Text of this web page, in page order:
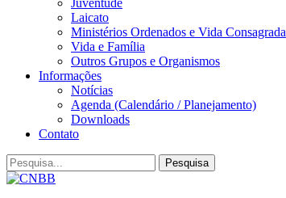
Juventude
Laicato
Ministérios Ordenados e Vida Consagrada
Vida e Família
Outros Grupos e Organismos
Informações
Notícias
Agenda (Calendário / Planejamento)
Downloads
Contato